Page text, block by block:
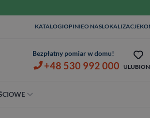
OPIEKA SERWISOWA AŻ 7 LAT
ZŁ
KATALOGIOPINIEO NASLOKALIZACJE
Bezpłatny pomiar w domu!
+48 530 992 000